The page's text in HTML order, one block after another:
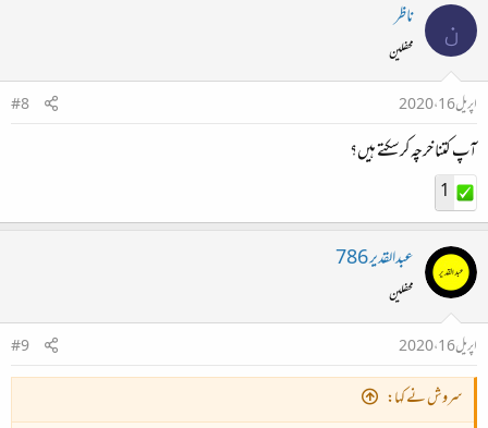
ن ناظر
محفلین
اپریل 16، 2020
#8
آپ کتنا خرچہ کرسکتے ہیں؟
1
عبدالقدیر 786
محفلین
اپریل 16، 2020
#9
سروش نے کہا: